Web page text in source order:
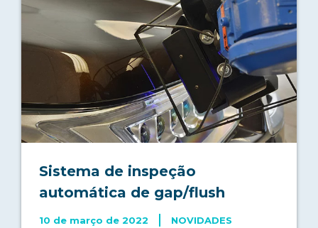
Sistema de inspeção
automática de gap/flush
10 de março de 2022
NOVIDADES